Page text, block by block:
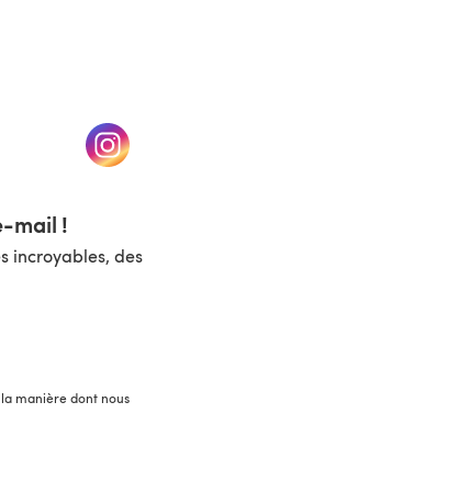
onglet) (s'ouvre dans un nouvel onglet)
mail !
incroyables, des
manière dont nous